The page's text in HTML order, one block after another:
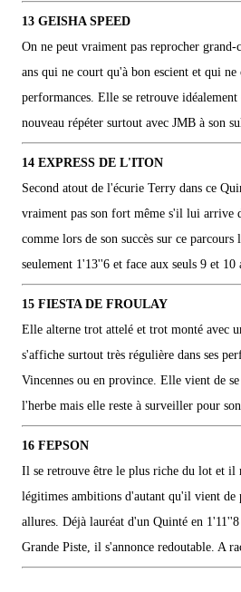
13 GEISHA SPEED
On ne peut vraiment pas reprocher grand-
ans qui ne court qu'à bon escient et qui ne
performances. Elle se retrouve idéalement
nouveau répéter surtout avec JMB à son
14 EXPRESS DE L'ITON
Second atout de l'écurie Terry dans ce
vraiment pas son fort même s'il lui arrive
comme lors de son succès sur ce
seulement 1'13''6 et face aux seuls 9 et 10
15 FIESTA DE FROULAY
Elle alterne trot attelé et trot monté avec
s'affiche surtout très régulière dans ses
Vincennes ou en province. Elle vient de
l'herbe mais elle reste à surveiller pour
16 FEPSON
Il se retrouve être le plus riche du lot et il
légitimes ambitions d'autant qu'il vient de
allures. Déjà lauréat d'un Quinté en
Grande Piste, il s'annonce redoutable. A